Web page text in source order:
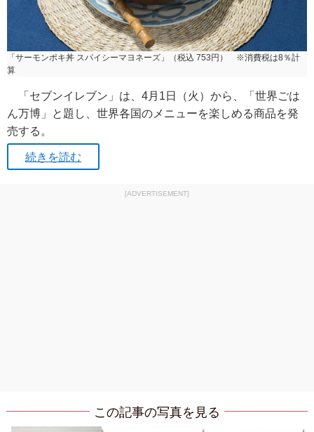
「サーモンポキ丼 スパイシーマヨネーズ」（税込 753円） ※消費税は8％計
算
「セブンイレブン」は、4月1日（火）から、「世界ごは
ん万博」と題し、世界各国のメニューを楽しめる商品を発
売する。
続きを読む
[ADVERTISEMENT]
この記事の写真を見る